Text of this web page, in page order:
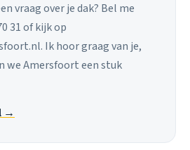
vraag over je dak? Bel me
31 of kijk op
Ik hoor graag van je,
we Amersfoort een stuk
→